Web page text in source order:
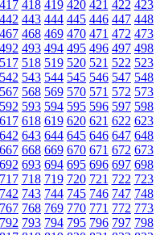
417 418 419 420 421 422 423
442 443 444 445 446 447 448
467 468 469 470 471 472 473
492 493 494 495 496 497 498
517 518 519 520 521 522 523
542 543 544 545 546 547 548
567 568 569 570 571 572 573
592 593 594 595 596 597 598
617 618 619 620 621 622 623
642 643 644 645 646 647 648
667 668 669 670 671 672 673
692 693 694 695 696 697 698
717 718 719 720 721 722 723
742 743 744 745 746 747 748
767 768 769 770 771 772 773
792 793 794 795 796 797 798